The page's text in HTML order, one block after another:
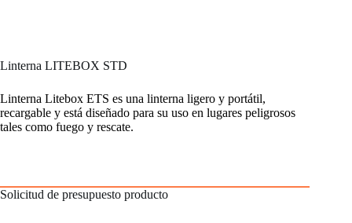
Linterna LITEBOX STD
Linterna Litebox ETS es una linterna ligero y portátil,
recargable y está diseñado para su uso en lugares peligrosos
tales como fuego y rescate.
Solicitud de presupuesto producto